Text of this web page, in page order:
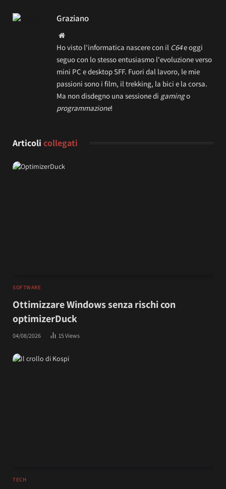
Graziano
Website
Ho visto l'informatica nascere con il C64e oggi
seguo con lo stesso entusiasmo l'evoluzione verso
mini PC e desktop SFF. Fuori dal lavoro, le mie
passioni sono i film, il trekking, la bici e la corsa.
Ma non disdegno una sessione di gamingo
programmazione!
Articoli collegati
SOFTWARE
Ottimizzare Windows senza rischi con
optimizerDuck
04/08/2026 15Views
TECH